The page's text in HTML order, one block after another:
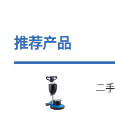
推荐产品
二